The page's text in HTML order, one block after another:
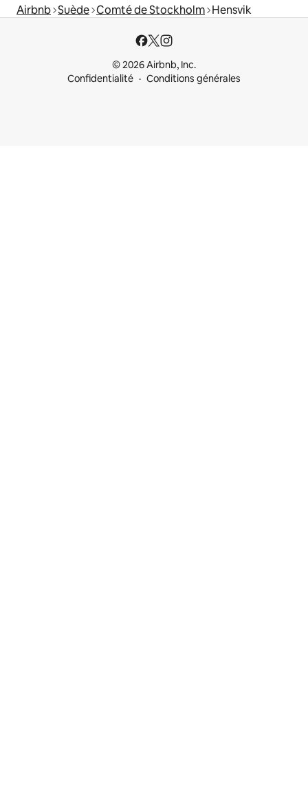
Airbnb Suède Comté de Stockholm Hensvik
© 2026 Airbnb, Inc.
Confidentialité
Conditions générales